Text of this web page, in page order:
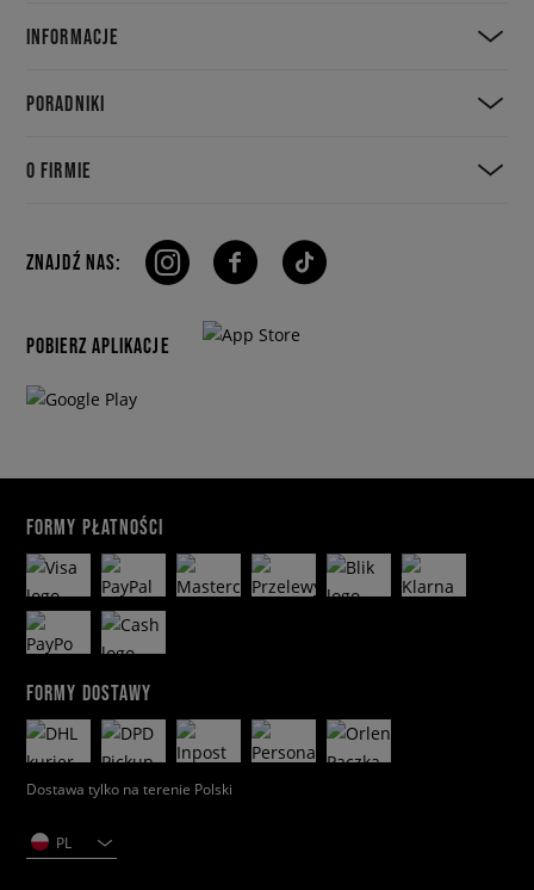
INFORMACJE
PORADNIKI
O FIRMIE
ZNAJDŹ NAS:
POBIERZ APLIKACJE
FORMY PŁATNOŚCI
FORMY DOSTAWY
Dostawa tylko na terenie Polski
PL